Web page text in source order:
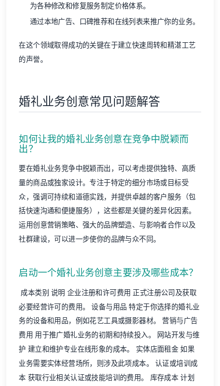
为各种修改和修复服务制定价格体系。
通过本地广告、口碑推荐和在线列表来推广你的业务。
在这个领域取得成功的关键在于建立快速周转和精湛工艺
的声誉。
婚礼业务创意常见问题解答
如何让我的婚礼业务创意在竞争中脱颖而
出？
要在婚礼业务竞争中脱颖而出，可以考虑提供独特、高质
量的商品或独家设计。专注于特定的细分市场或目标受
众，强调可持续和道德实践，并提供卓越的客户服务（包
括快速沟通和便捷服务），这些都是关键的差异化因素。
运用创意营销策略、强大的品牌塑造、与影响者合作以及
社群建设，可以进一步使你的品牌与众不同。
启动一个婚礼业务创意主要涉及哪些成本？
成本类别 说明 企业注册和许可费用 正式注册公司及获取
必要经营许可的费用。 设备与用品 特定于你选择的婚礼业
务的设备和用品，例如花艺工具或摄影器材。 营销与广告
费用 用于推广婚礼业务的初期和持续投入。 网站开发与维
护 建立和维护专业在线形象的成本。 实体店面租金 如果
业务需要实体经营场所，则涉及此项成本。 认证或培训成
本 获取行业相关认证或技能培训的费用。 库存成本 计划